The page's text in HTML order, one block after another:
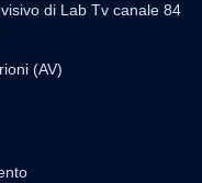
di Lab Tv canale 84
(AV)